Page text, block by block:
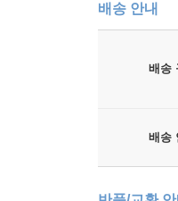
배송 안내
배송
배송